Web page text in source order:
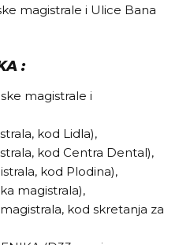
magistrale i Ulice Bana
:
magistrale i
kod Lidla),
kod Centra Dental),
kod Plodina),
magistrala),
kod skretanja za